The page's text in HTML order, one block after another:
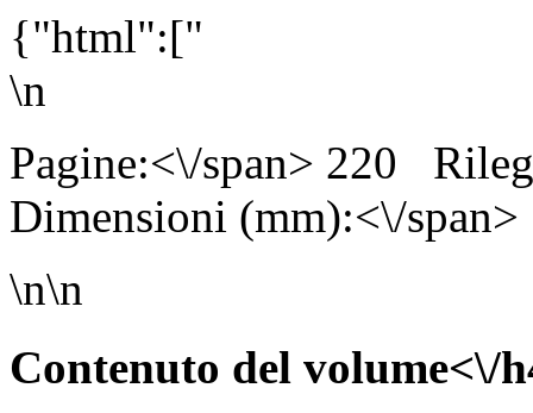
{"html":["
\n
Pagine:<\/span> 220
Dimensioni (mm):<\/
\n\n
Contenuto del volume<\/